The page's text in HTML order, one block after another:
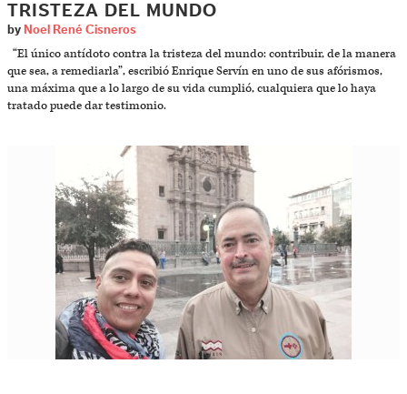
TRISTEZA DEL MUNDO
by Noel René Cisneros
“El único antídoto contra la tristeza del mundo: contribuir, de la manera
que sea, a remediarla”, escribió Enrique Servín en uno de sus afórismos,
una máxima que a lo largo de su vida cumplió, cualquiera que lo haya
tratado puede dar testimonio.